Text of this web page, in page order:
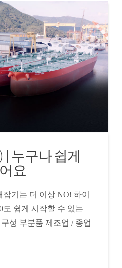
누구나 쉽게
요
기는 더 이상 NO! 하이
도 쉽게 시작할 수 있는
성 부분품 제조업 / 종업